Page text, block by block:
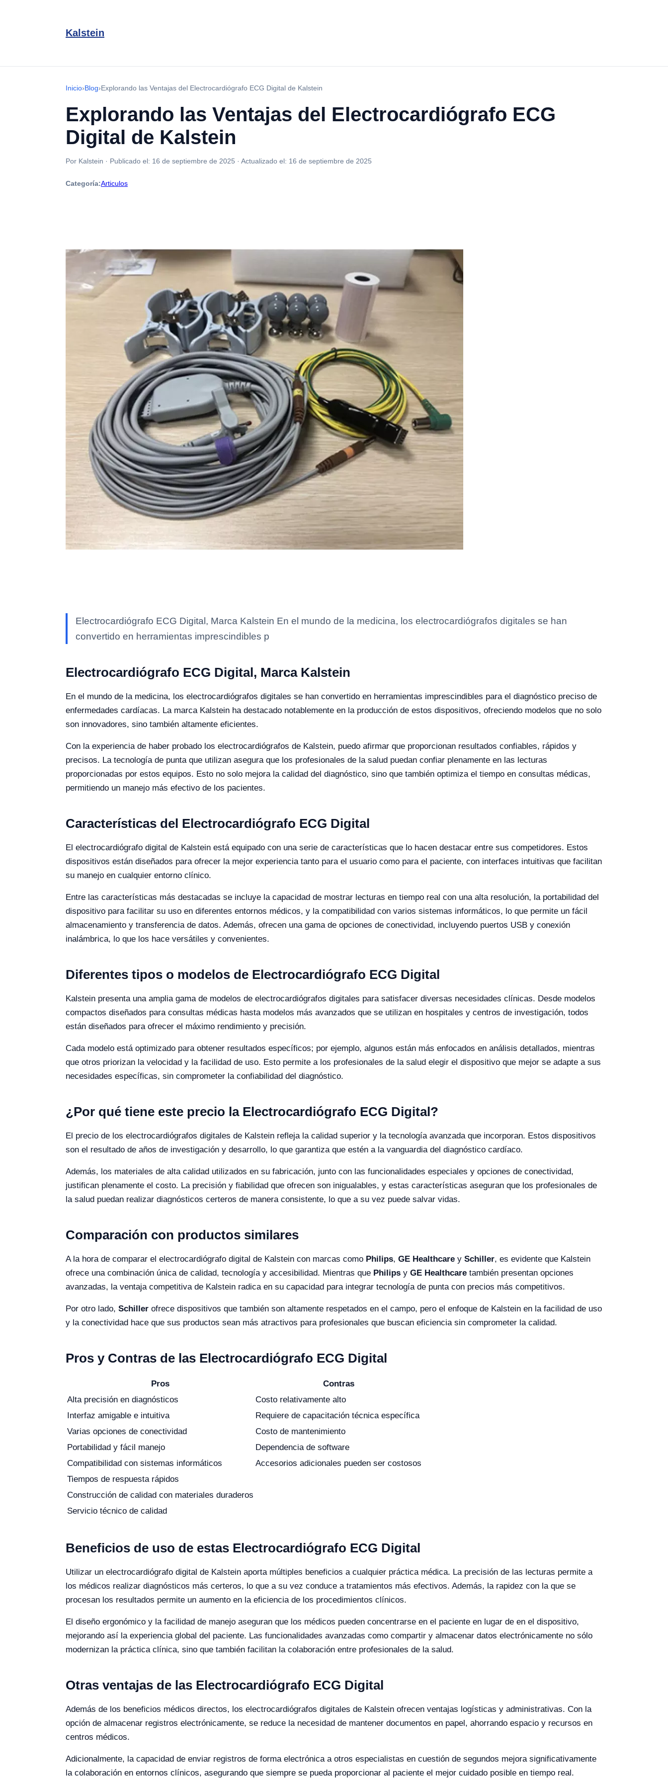
Kalstein
Inicio›Blog›Explorando las Ventajas del Electrocardiógrafo ECG Digital de Kalstein
Explorando las Ventajas del Electrocardiógrafo ECG
Digital de Kalstein
Por Kalstein · Publicado el: 16 de septiembre de 2025 · Actualizado el: 16 de septiembre de 2025
Categoría:Articulos
Electrocardiógrafo ECG Digital, Marca Kalstein En el mundo de la medicina, los electrocardiógrafos digitales se han
convertido en herramientas imprescindibles p
Electrocardiógrafo ECG Digital, Marca Kalstein
En el mundo de la medicina, los electrocardiógrafos digitales se han convertido en herramientas imprescindibles para el diagnóstico preciso de
enfermedades cardíacas. La marca Kalstein ha destacado notablemente en la producción de estos dispositivos, ofreciendo modelos que no solo
son innovadores, sino también altamente eficientes.
Con la experiencia de haber probado los electrocardiógrafos de Kalstein, puedo afirmar que proporcionan resultados confiables, rápidos y
precisos. La tecnología de punta que utilizan asegura que los profesionales de la salud puedan confiar plenamente en las lecturas
proporcionadas por estos equipos. Esto no solo mejora la calidad del diagnóstico, sino que también optimiza el tiempo en consultas médicas,
permitiendo un manejo más efectivo de los pacientes.
Características del Electrocardiógrafo ECG Digital
El electrocardiógrafo digital de Kalstein está equipado con una serie de características que lo hacen destacar entre sus competidores. Estos
dispositivos están diseñados para ofrecer la mejor experiencia tanto para el usuario como para el paciente, con interfaces intuitivas que facilitan
su manejo en cualquier entorno clínico.
Entre las características más destacadas se incluye la capacidad de mostrar lecturas en tiempo real con una alta resolución, la portabilidad del
dispositivo para facilitar su uso en diferentes entornos médicos, y la compatibilidad con varios sistemas informáticos, lo que permite un fácil
almacenamiento y transferencia de datos. Además, ofrecen una gama de opciones de conectividad, incluyendo puertos USB y conexión
inalámbrica, lo que los hace versátiles y convenientes.
Diferentes tipos o modelos de Electrocardiógrafo ECG Digital
Kalstein presenta una amplia gama de modelos de electrocardiógrafos digitales para satisfacer diversas necesidades clínicas. Desde modelos
compactos diseñados para consultas médicas hasta modelos más avanzados que se utilizan en hospitales y centros de investigación, todos
están diseñados para ofrecer el máximo rendimiento y precisión.
Cada modelo está optimizado para obtener resultados específicos; por ejemplo, algunos están más enfocados en análisis detallados, mientras
que otros priorizan la velocidad y la facilidad de uso. Esto permite a los profesionales de la salud elegir el dispositivo que mejor se adapte a sus
necesidades específicas, sin comprometer la confiabilidad del diagnóstico.
¿Por qué tiene este precio la Electrocardiógrafo ECG Digital?
El precio de los electrocardiógrafos digitales de Kalstein refleja la calidad superior y la tecnología avanzada que incorporan. Estos dispositivos
son el resultado de años de investigación y desarrollo, lo que garantiza que estén a la vanguardia del diagnóstico cardíaco.
Además, los materiales de alta calidad utilizados en su fabricación, junto con las funcionalidades especiales y opciones de conectividad,
justifican plenamente el costo. La precisión y fiabilidad que ofrecen son inigualables, y estas características aseguran que los profesionales de
la salud puedan realizar diagnósticos certeros de manera consistente, lo que a su vez puede salvar vidas.
Comparación con productos similares
A la hora de comparar el electrocardiógrafo digital de Kalstein con marcas como Philips, GE Healthcare y Schiller, es evidente que Kalstein
ofrece una combinación única de calidad, tecnología y accesibilidad. Mientras que Philips y GE Healthcare también presentan opciones
avanzadas, la ventaja competitiva de Kalstein radica en su capacidad para integrar tecnología de punta con precios más competitivos.
Por otro lado, Schiller ofrece dispositivos que también son altamente respetados en el campo, pero el enfoque de Kalstein en la facilidad de uso
y la conectividad hace que sus productos sean más atractivos para profesionales que buscan eficiencia sin comprometer la calidad.
Pros y Contras de las Electrocardiógrafo ECG Digital
Pros
Contras
Alta precisión en diagnósticos
Costo relativamente alto
Interfaz amigable e intuitiva
Requiere de capacitación técnica específica
Varias opciones de conectividad
Costo de mantenimiento
Portabilidad y fácil manejo
Dependencia de software
Compatibilidad con sistemas informáticos
Accesorios adicionales pueden ser costosos
Tiempos de respuesta rápidos
Construcción de calidad con materiales duraderos
Servicio técnico de calidad
Beneficios de uso de estas Electrocardiógrafo ECG Digital
Utilizar un electrocardiógrafo digital de Kalstein aporta múltiples beneficios a cualquier práctica médica. La precisión de las lecturas permite a
los médicos realizar diagnósticos más certeros, lo que a su vez conduce a tratamientos más efectivos. Además, la rapidez con la que se
procesan los resultados permite un aumento en la eficiencia de los procedimientos clínicos.
El diseño ergonómico y la facilidad de manejo aseguran que los médicos pueden concentrarse en el paciente en lugar de en el dispositivo,
mejorando así la experiencia global del paciente. Las funcionalidades avanzadas como compartir y almacenar datos electrónicamente no sólo
modernizan la práctica clínica, sino que también facilitan la colaboración entre profesionales de la salud.
Otras ventajas de las Electrocardiógrafo ECG Digital
Además de los beneficios médicos directos, los electrocardiógrafos digitales de Kalstein ofrecen ventajas logísticas y administrativas. Con la
opción de almacenar registros electrónicamente, se reduce la necesidad de mantener documentos en papel, ahorrando espacio y recursos en
centros médicos.
Adicionalmente, la capacidad de enviar registros de forma electrónica a otros especialistas en cuestión de segundos mejora significativamente
la colaboración en entornos clínicos, asegurando que siempre se pueda proporcionar al paciente el mejor cuidado posible en tiempo real.